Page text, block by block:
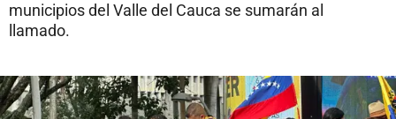
municipios del Valle del Cauca se sumarán al
llamado.